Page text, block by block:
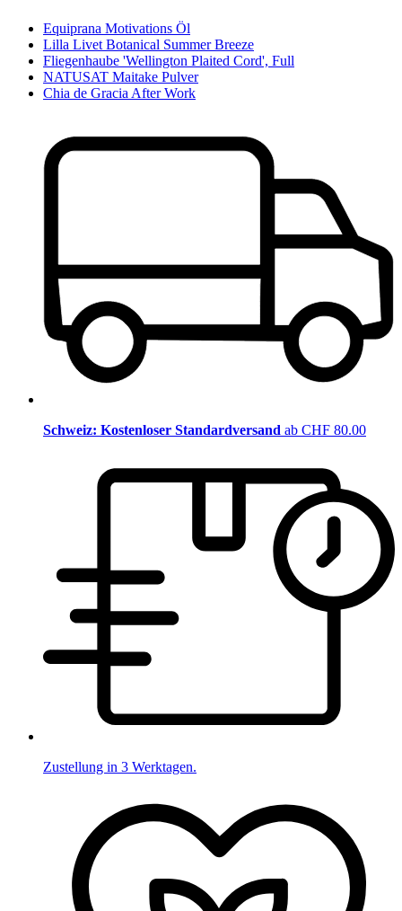
Equiprana Motivations Öl
Lilla Livet Botanical Summer Breeze
Fliegenhaube 'Wellington Plaited Cord', Full
NATUSAT Maitake Pulver
Chia de Gracia After Work
Schweiz: Kostenloser Standardversand ab CHF 80.00
Zustellung in 3 Werktagen.